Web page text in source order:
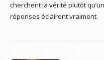
cherchent la vérité plutôt
réponses éclairent vraiment.